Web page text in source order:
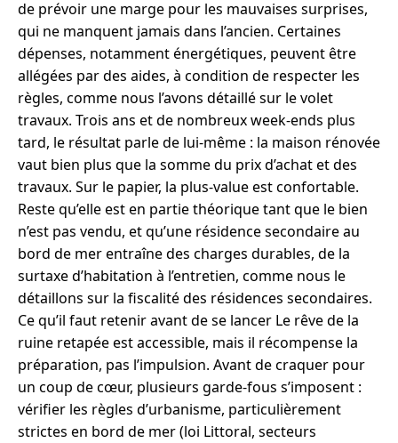
de prévoir une marge pour les mauvaises surprises,
qui ne manquent jamais dans l’ancien. Certaines
dépenses, notamment énergétiques, peuvent être
allégées par des aides, à condition de respecter les
règles, comme nous l’avons détaillé sur le volet
travaux. Trois ans et de nombreux week-ends plus
tard, le résultat parle de lui-même : la maison rénovée
vaut bien plus que la somme du prix d’achat et des
travaux. Sur le papier, la plus-value est confortable.
Reste qu’elle est en partie théorique tant que le bien
n’est pas vendu, et qu’une résidence secondaire au
bord de mer entraîne des charges durables, de la
surtaxe d’habitation à l’entretien, comme nous le
détaillons sur la fiscalité des résidences secondaires.
Ce qu’il faut retenir avant de se lancer Le rêve de la
ruine retapée est accessible, mais il récompense la
préparation, pas l’impulsion. Avant de craquer pour
un coup de cœur, plusieurs garde-fous s’imposent :
vérifier les règles d’urbanisme, particulièrement
strictes en bord de mer (loi Littoral, secteurs